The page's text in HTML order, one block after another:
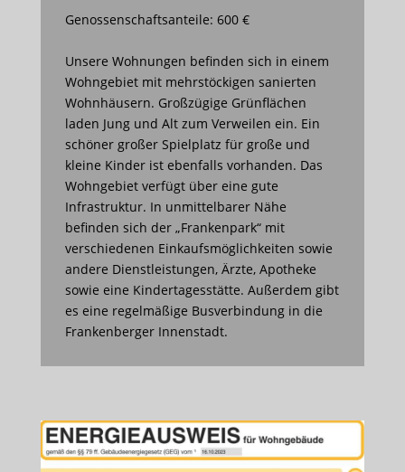
Genossenschaftsanteile: 600 €
Unsere Wohnungen befinden sich in einem
Wohngebiet mit mehrstöckigen sanierten
Wohnhäusern. Großzügige Grünflächen
laden Jung und Alt zum Verweilen ein. Ein
schöner großer Spielplatz für große und
kleine Kinder ist ebenfalls vorhanden. Das
Wohngebiet verfügt über eine gute
Infrastruktur. In unmittelbarer Nähe
befinden sich der „Frankenpark“ mit
verschiedenen Einkaufsmöglichkeiten sowie
andere Dienstleistungen, Ärzte, Apotheke
sowie eine Kindertagesstätte. Außerdem gibt
es eine regelmäßige Busverbindung in die
Frankenberger Innenstadt.